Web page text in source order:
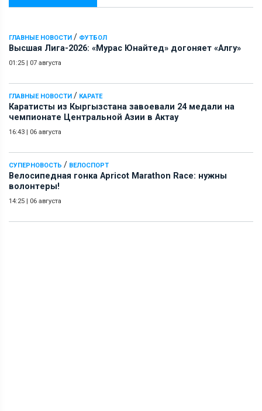
ГЛАВНЫЕ НОВОСТИ / ФУТБОЛ
Высшая Лига-2026: «Мурас Юнайтед» догоняет «Алгу»
01:25 | 07 августа
ГЛАВНЫЕ НОВОСТИ / КАРАТЕ
Каратисты из Кыргызстана завоевали 24 медали на
чемпионате Центральной Азии в Актау
16:43 | 06 августа
СУПЕРНОВОСТЬ / ВЕЛОСПОРТ
Велосипедная гонка Apricot Marathon Race: нужны
волонтеры!
14:25 | 06 августа